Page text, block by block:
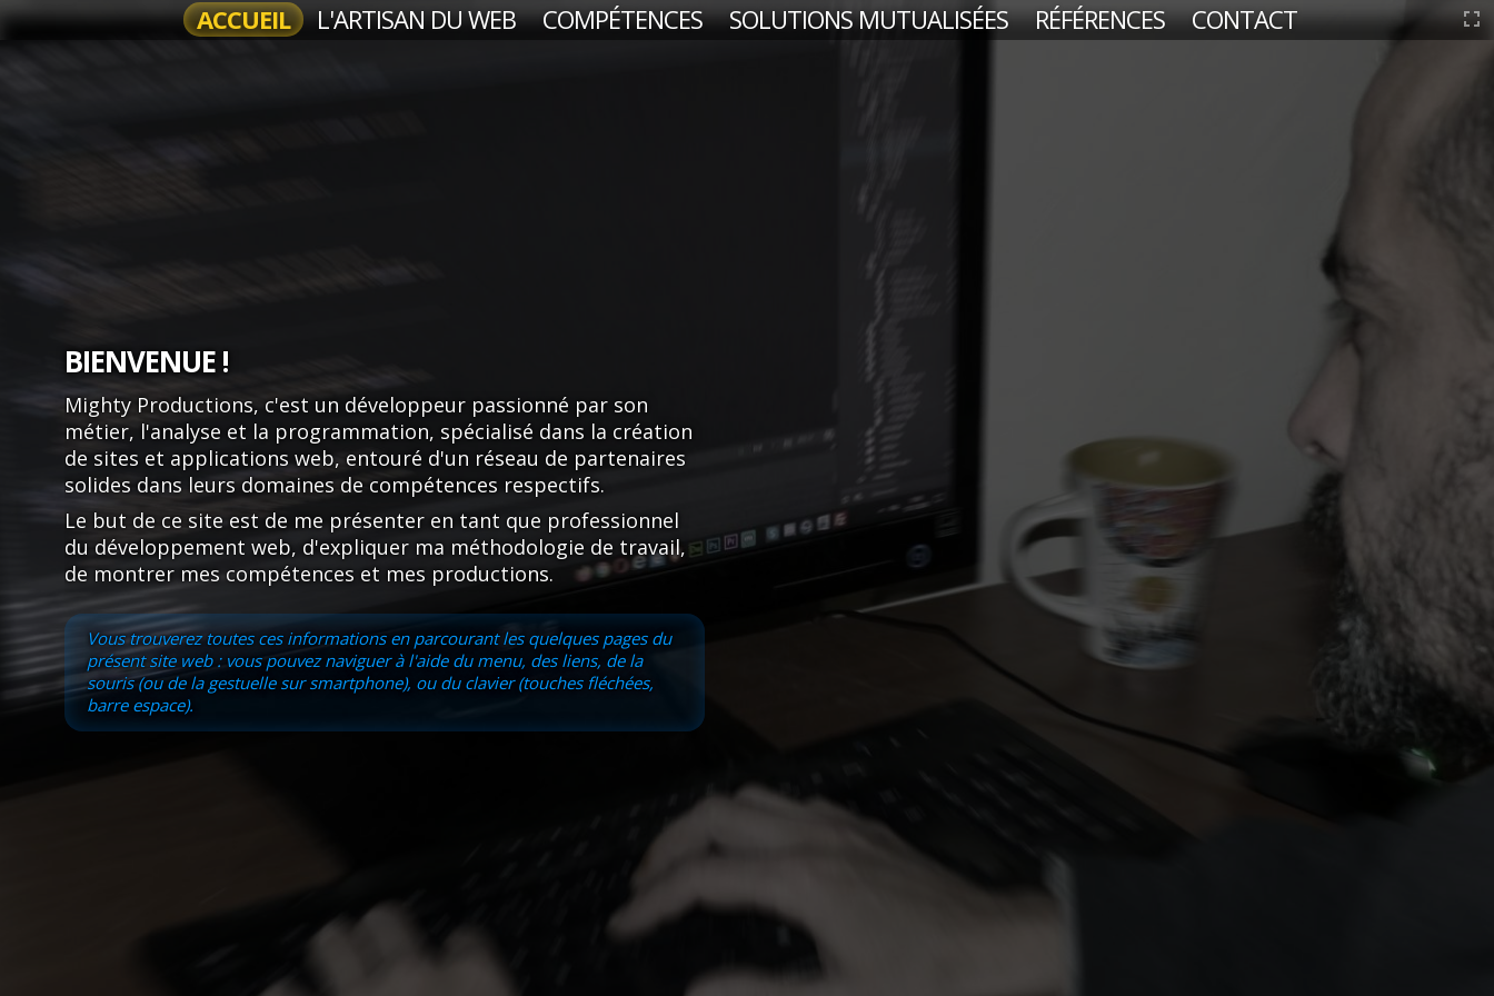
ACCUEIL L'ARTISAN DU WEB COMPÉTENCES SOLUTIONS MUTUALISÉES RÉFÉRENCES CONTACT
BIENVENUE !
Mighty Productions, c'est un développeur passionné par son
métier, l'analyse et la programmation, spécialisé dans la création
de sites et applications web, entouré d'un réseau de partenaires
solides dans leurs domaines de compétences respectifs.
Le but de ce site est de me présenter en tant que professionnel
du développement web, d'expliquer ma méthodologie de travail,
de montrer mes compétences et mes productions.
Vous trouverez toutes ces informations en parcourant les quelques pages du
présent site web : vous pouvez naviguer à l'aide du menu, des liens, de la
souris (ou de la gestuelle sur smartphone), ou du clavier (touches fléchées,
barre espace).